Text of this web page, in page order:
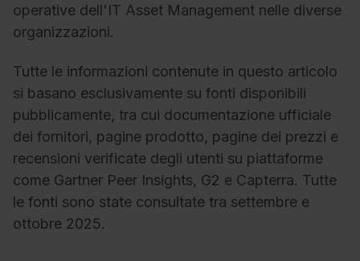
operative dell'IT Asset Management nelle diverse
organizzazioni.
Tutte le informazioni contenute in questo articolo
si basano esclusivamente su fonti disponibili
pubblicamente, tra cui documentazione ufficiale
dei fornitori, pagine prodotto, pagine dei prezzi e
recensioni verificate degli utenti su piattaforme
come Gartner Peer Insights, G2 e Capterra. Tutte
le fonti sono state consultate tra settembre e
ottobre 2025.